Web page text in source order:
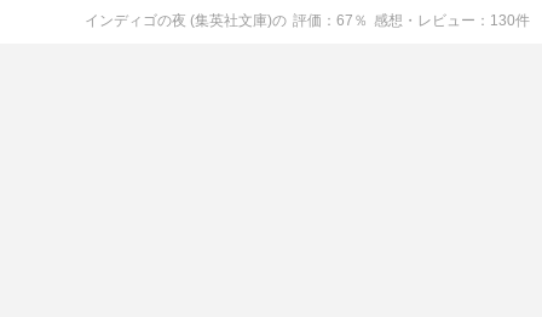
インディゴの夜 (集英社文庫)の 評価 67 ％ 感想・レビュー 130件